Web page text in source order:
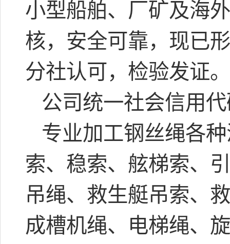
小型船舶、厂矿及海
核，安全可靠，现已
分社认可，检验发证。
公司统一社会信用
专业加工钢丝绳各
索、稳索、舷梯索、
吊绳、救生艇吊索、
成槽机绳、电梯绳、